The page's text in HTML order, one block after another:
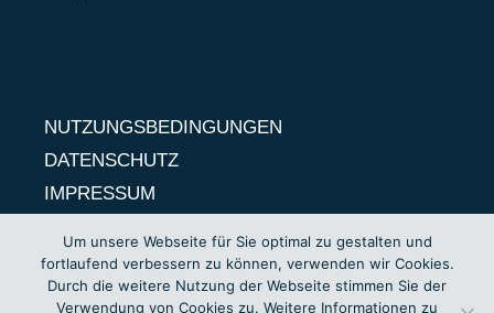
NUTZUNGSBEDINGUNGEN
DATENSCHUTZ
IMPRESSUM
Um unsere Webseite für Sie optimal zu gestalten und
fortlaufend verbessern zu können, verwenden wir Cookies.
Durch die weitere Nutzung der Webseite stimmen Sie der
Verwendung von Cookies zu. Weitere Informationen zu